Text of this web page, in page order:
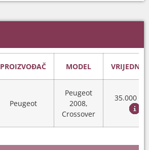
PROIZVOĐAČ MODEL
Peugeot
Peugeot
2008,
Crossover
35.000